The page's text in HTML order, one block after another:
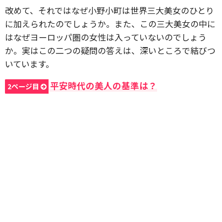
改めて、それではなぜ小野小町は世界三大美女のひとり
に加えられたのでしょうか。また、この三大美女の中に
はなぜヨーロッパ圏の女性は入っていないのでしょう
か。実はこの二つの疑問の答えは、深いところで結びつ
いています。
2ページ目 平安時代の美人の基準は？